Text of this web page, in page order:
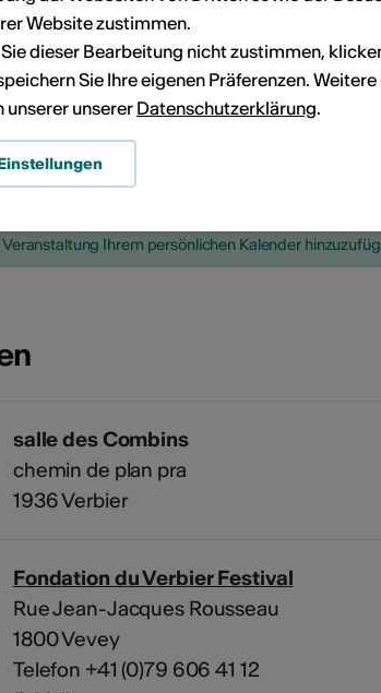
23 24
30 31
22 23
29 30
Kein Durchführungsdatum
Ihrem persönlichen Kalender
salle des Combins
chemin de plan pra
1936 Verbier
Fondation du Verbier Festival
Rue Jean-Jacques Rousseau
1800 Vevey
Telefon +41 (0)79 606 41 12
Website zustimmen.
Sie dieser Bearbeitung nicht zustimmen,
Sie Ihre eigenen Präferenzen.
unserer unserer Datenschutzerklärung.